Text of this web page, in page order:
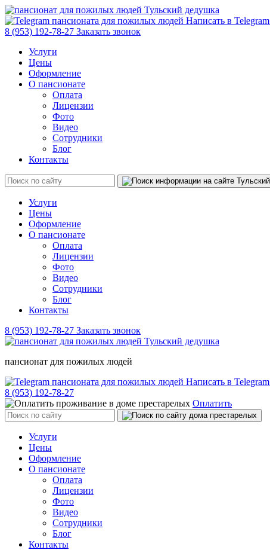
Написать в Telegram
8 (953) 192-78-27 Заказать звонок
Услуги
Цены
Оформление
О пансионате
Оплата
Лицензии
Фото
Видео
Сотрудники
Блог
Контакты
Услуги
Цены
Оформление
О пансионате
Оплата
Лицензии
Фото
Видео
Сотрудники
Блог
Контакты
8 (953) 192-78-27 Заказать звонок
пансионат для пожилых людей
Написать в Telegram
8 (953) 192-78-27
Оплатить
Услуги
Цены
Оформление
О пансионате
Оплата
Лицензии
Фото
Видео
Сотрудники
Блог
Контакты